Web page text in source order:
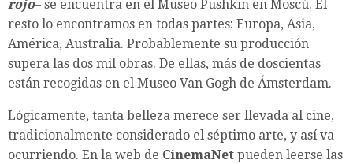
rojo– se encuentra en el Museo Pushkin en Moscú. El
resto lo encontramos en todas partes: Europa, Asia,
América, Australia. Probablemente su producción
supera las dos mil obras. De ellas, más de doscientas
están recogidas en el Museo Van Gogh de Ámsterdam.
Lógicamente, tanta belleza merece ser llevada al cine,
tradicionalmente considerado el séptimo arte, y así va
ocurriendo. En la web de CinemaNet pueden leerse las